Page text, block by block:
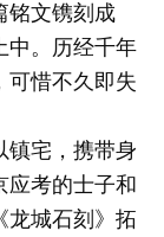
铭文镌刻成
中。历经千年
可惜不久即失
宅，携带身
应考的士子和
龙城石刻》拓